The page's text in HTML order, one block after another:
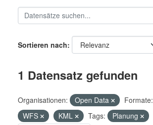
Sortieren nach
1 Datensatz gefunden
Organisationen: Open Data Formate:
WFS
KML Tags:
Planung